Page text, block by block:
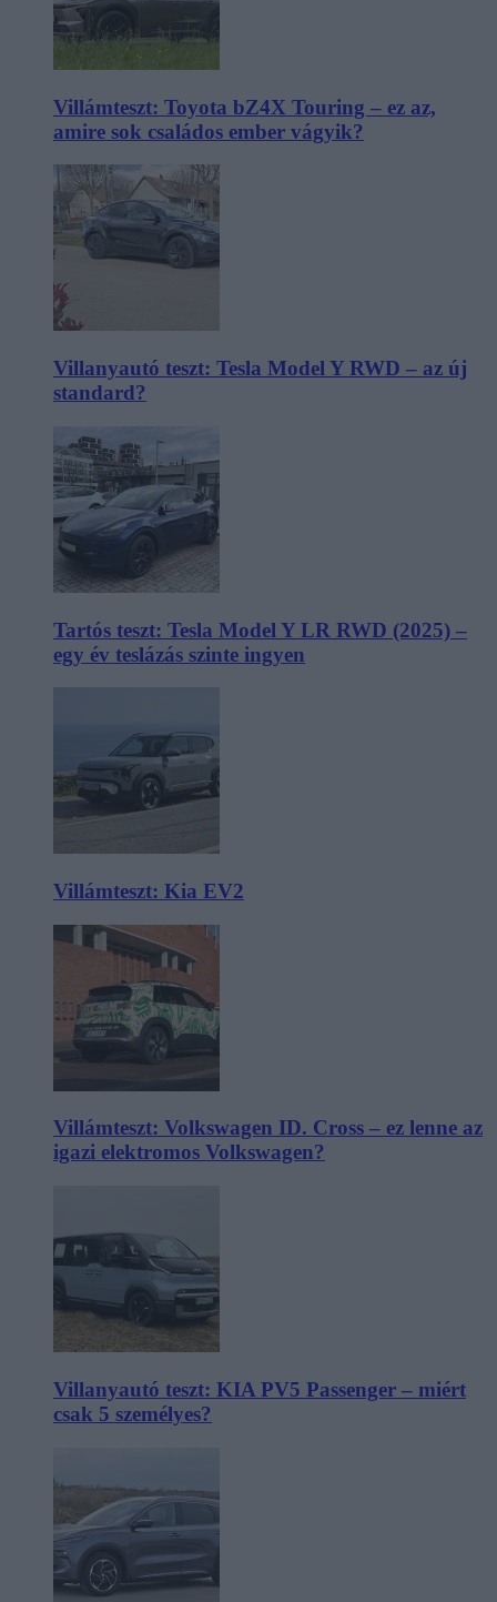
Villámteszt: Toyota bZ4X Touring – ez az,
amire sok családos ember vágyik?
Villanyautó teszt: Tesla Model Y RWD – az új
standard?
Tartós teszt: Tesla Model Y LR RWD (2025) –
egy év teslázás szinte ingyen
Villámteszt: Kia EV2
Villámteszt: Volkswagen ID. Cross – ez lenne az
igazi elektromos Volkswagen?
Villanyautó teszt: KIA PV5 Passenger – miért
csak 5 személyes?